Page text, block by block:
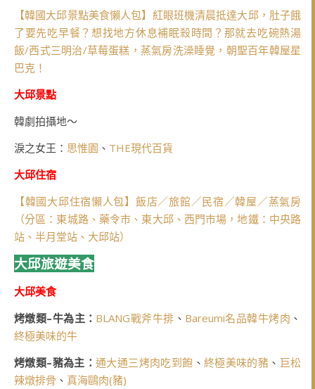
【韓國大邱景點美食懶人包】紅眼班機清晨抵達大邱，肚子餓
了要先吃早餐？想找地方休息補眠殺時間？那就去吃碗熱湯
飯/西式三明治/草莓蛋糕，蒸氣房洗澡睡覺，朝聖百年韓屋星
巴克！
大邱景點
韓劇拍攝地～
淚之女王： 思惟園 、 THE現代百貨
大邱住宿
【韓國大邱住宿懶人包】飯店／旅館／民宿／韓屋／蒸氣房
（分區：東城路、藥令市、東大邱、西門市場，地鐵：中央路
站、半月堂站、大邱站）
大邱旅遊美食
大邱美食
烤燉類–牛為主： BLANG戰斧牛排 、 Bareumi名品韓牛烤肉 、
終極美味的牛
烤燉類–豬為主：通大通三烤肉吃到飽 、 終極美味的豬 、 巨松
辣燉排骨 、 真海鷗肉(豬)